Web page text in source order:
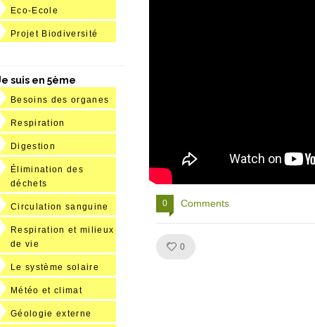
0 Comments
0
Eco-Ecole
Projet Biodiversité
suis en 5ème
Besoins des organes
Respiration
Digestion
Élimination des
déchets
Circulation sanguine
Respiration et milieux
de vie
Le système solaire
Météo et climat
Géologie externe